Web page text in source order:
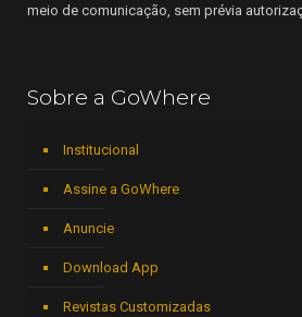
meio de comunicação, sem prévia
Sobre a GoWhere
Institucional
Assine a GoWhere
Anuncie
Download App
Revistas Customizadas